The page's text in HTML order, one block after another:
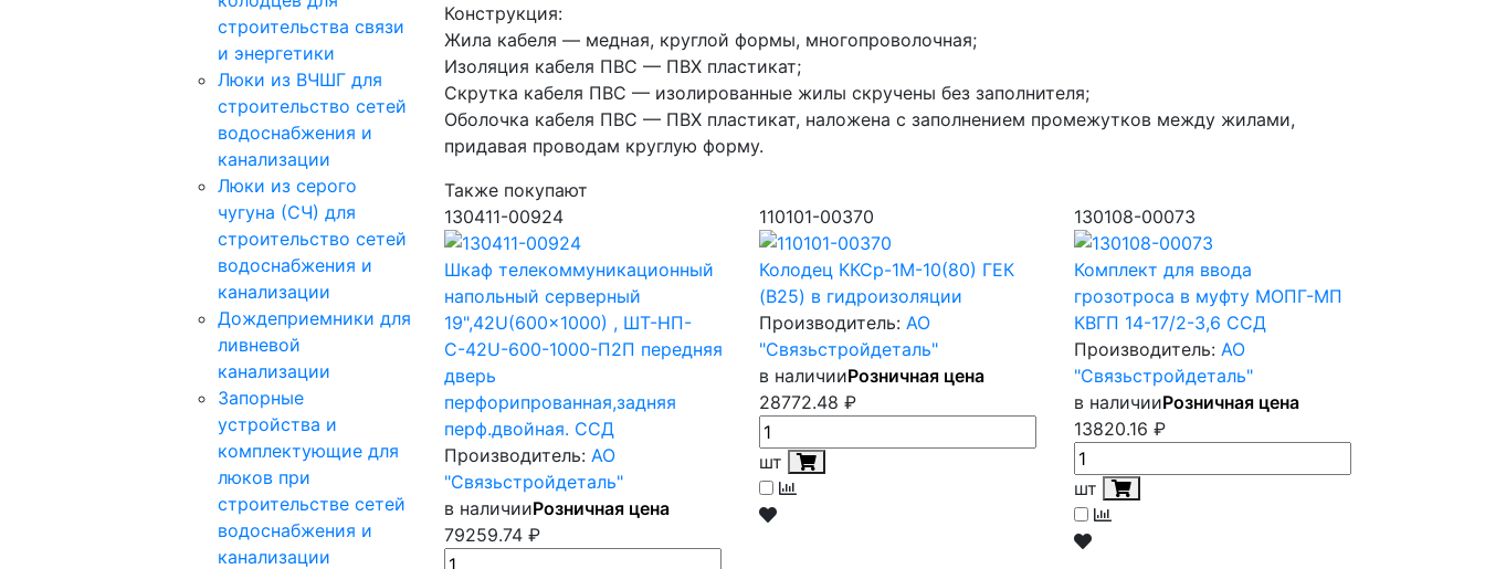
строительства связи
и энергетики
Люки из ВЧШГ для
строительство сетей
водоснабжения и
канализации
Люки из серого
чугуна (СЧ) для
строительство сетей
водоснабжения и
канализации
Дождеприемники для
ливневой
канализации
Запорные
устройства и
комплектующие для
люков при
строительстве сетей
водоснабжения и
канализации
Конструкция:
Жила кабеля — медная, круглой формы, многопроволочная;
Изоляция кабеля ПВС — ПВХ пластикат;
Скрутка кабеля ПВС — изолированные жилы скручены без заполнителя;
Оболочка кабеля ПВС — ПВХ пластикат, наложена с заполнением промежутков между жилами,
придавая проводам круглую форму.
Также покупают
130411-00924
Шкаф телекоммуникационный
напольный серверный
19",42U(600x1000) , ШТ-НП-
С-42U-600-1000-П2П передняя
дверь
перфорипрованная,задняя
перф.двойная. ССД
Производитель: АО
"Связьстройдеталь"
в наличииРозничная цена
79259.74 ₽
110101-00370
Колодец ККСр-1М-10(80) ГЕК
(B25) в гидроизоляции
Производитель: АО
"Связьстройдеталь"
в наличииРозничная цена
28772.48 ₽
шт
130108-00073
Комплект для ввода
грозотроса в муфту МОПГ-МП
КВГП 14-17/2-3,6 ССД
Производитель: АО
"Связьстройдеталь"
в наличииРозничная цена
13820.16 ₽
шт